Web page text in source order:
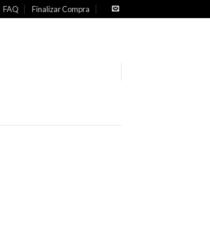
FAQ Finalizar Compra